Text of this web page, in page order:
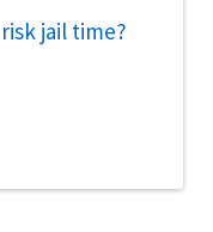
jail time?